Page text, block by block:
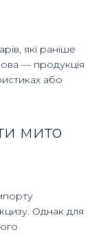
які раніше
— продукція
або
мито
Однак для